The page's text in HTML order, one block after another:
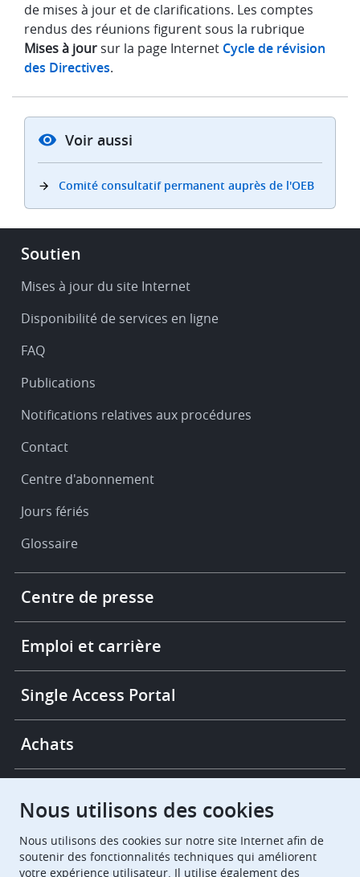
de mises à jour et de clarifications. Les comptes
rendus des réunions figurent sous la rubrique
Mises à jour sur la page Internet Cycle de révision
des Directives.
Voir aussi
Comité consultatif permanent auprès de l'OEB
Footer
Service
support
Soutien
Mises à jour du site Internet
Disponibilité de services en ligne
FAQ
Publications
Notifications relatives aux procédures
Contact
Centre d'abonnement
Jours fériés
Glossaire
More
links
Centre de presse
Emploi et carrière
Single Access Portal
Achats
European Patent Office EPO Jobs
Nous utilisons des cookies
Nous utilisons des cookies sur notre site Internet afin de
soutenir des fonctionnalités techniques qui améliorent
votre expérience utilisateur. Il utilise également des